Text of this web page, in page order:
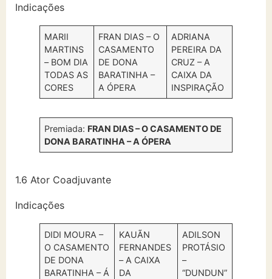
Indicações
MARII
MARTINS
– BOM DIA
TODAS AS
CORES
FRAN DIAS – O
CASAMENTO
DE DONA
BARATINHA –
A ÓPERA
ADRIANA
PEREIRA DA
CRUZ – A
CAIXA DA
INSPIRAÇÃO
Premiada: FRAN DIAS – O CASAMENTO DE
DONA BARATINHA – A ÓPERA
1.6 Ator Coadjuvante
Indicações
DIDI MOURA –
O CASAMENTO
DE DONA
BARATINHA – Á
KAUÃN
FERNANDES
– A CAIXA
DA
ADILSON
PROTÁSIO
–
“DUNDUN”